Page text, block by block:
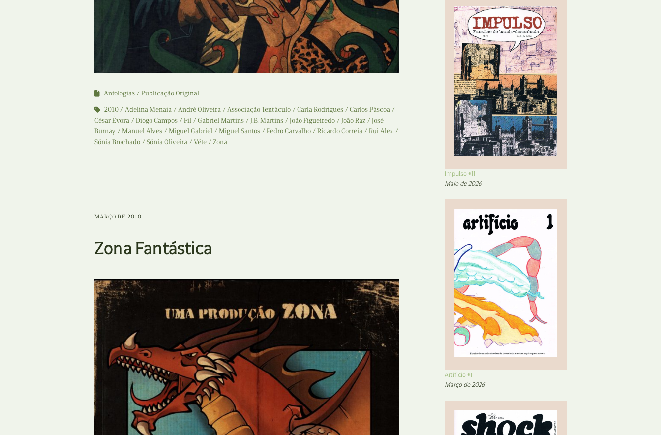
Publicações em periódicos
Recolha
Reedição
Tertúlias
Web BD
Antologias
Publicação Original
2010
Adelina Menaia André Oliveira Associação Tentáculo Carla Rodrigues
Carlos Páscoa
César Évora
Diogo Campos Fil Gabriel Martins J.B. Martins João Figueiredo João Raz
José
Burnay
Manuel Alves Miguel Gabriel Miguel Santos Pedro Carvalho Ricardo Correia
Rui Alex
Sónia Brochado
Sónia Oliveira Véte Zona
MARÇO DE 2010
Zona Fantástica
Impulso #11
Maio de 2026
Artifício #1
Março de 2026